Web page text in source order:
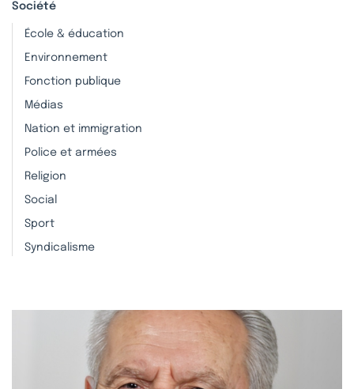
Société
École & éducation
Environnement
Fonction publique
Médias
Nation et immigration
Police et armées
Religion
Social
Sport
Syndicalisme